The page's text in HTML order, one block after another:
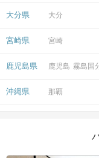
大分県 大分
宮崎県 宮崎
鹿児島県 鹿児島 霧島国
沖縄県 那覇